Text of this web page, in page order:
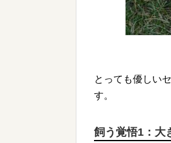
とっても優しい
す。
飼う覚悟1：大